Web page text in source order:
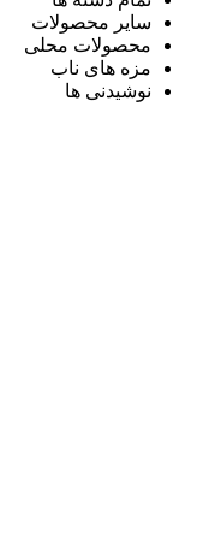
سایر محصولات
محصولات محلی
مزه های ناب
نوشیدنی ها